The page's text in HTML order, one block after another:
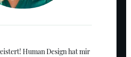
Human Design hat mir